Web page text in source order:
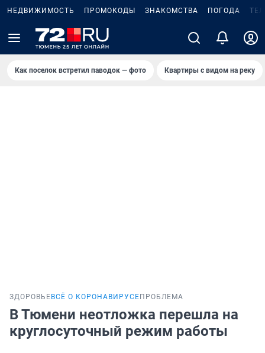
НЕДВИЖИМОСТЬ ПРОМОКОДЫ ЗНАКОМСТВА ПОГОДА
Как поселок встретил паводок — фото Квартиры с видом на реку
ЗДОРОВЬЕ ВСЁ О КОРОНАВИРУСЕ ПРОБЛЕМА
В Тюмени неотложка перешла на
круглосуточный режим работы